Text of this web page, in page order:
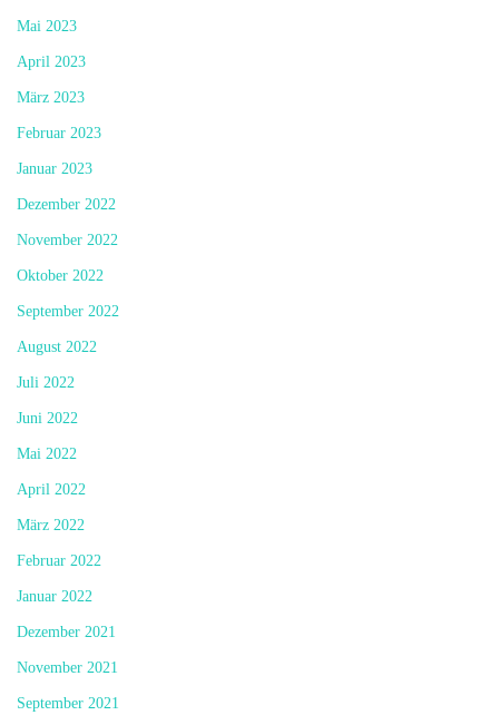
Mai 2023
April 2023
März 2023
Februar 2023
Januar 2023
Dezember 2022
November 2022
Oktober 2022
September 2022
August 2022
Juli 2022
Juni 2022
Mai 2022
April 2022
März 2022
Februar 2022
Januar 2022
Dezember 2021
November 2021
September 2021